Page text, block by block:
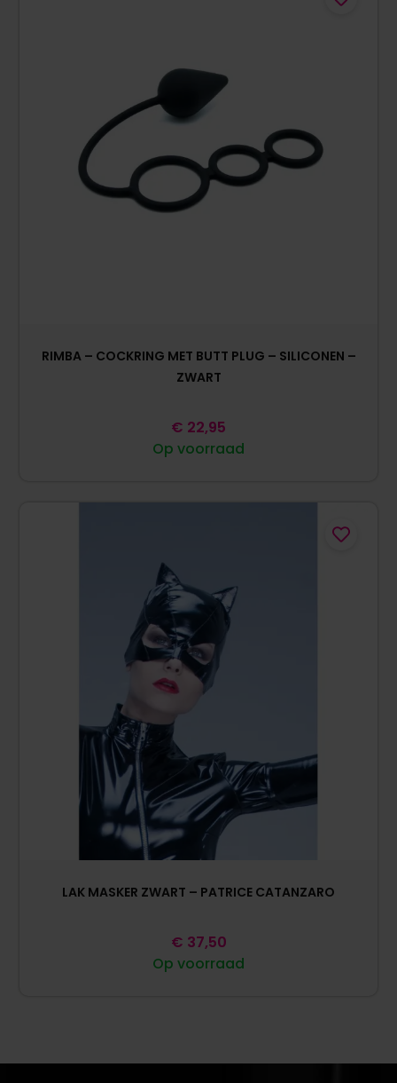
RIMBA – COCKRING MET BUTT PLUG – SILICONEN –
ZWART
Op voorraad
€ 22,95
LAK MASKER ZWART – PATRICE CATANZARO
Op voorraad
€ 37,50